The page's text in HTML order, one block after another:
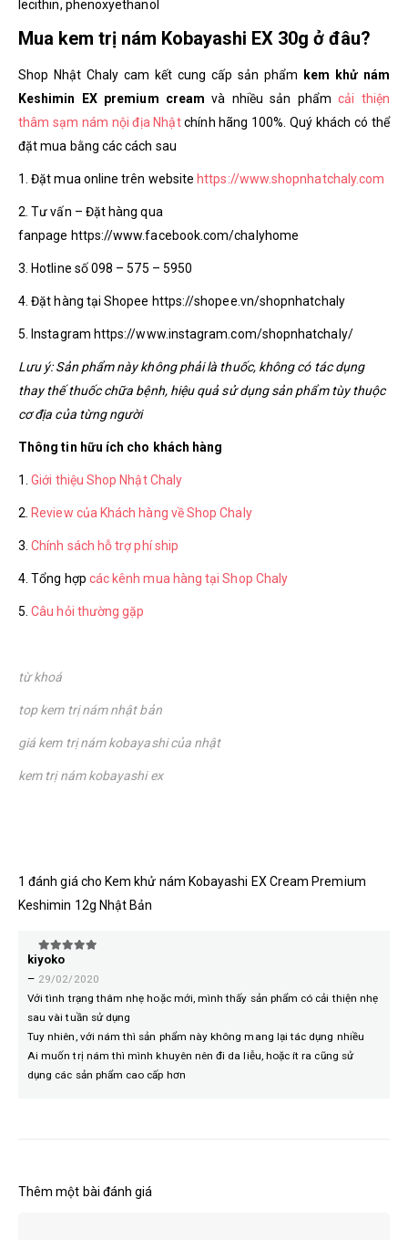
lecithin, phenoxyethanol
Mua kem trị nám Kobayashi EX 30g ở đâu?
Shop Nhật Chaly cam kết cung cấp sản phẩm
kem khử nám
Keshimin EX premium cream và nhiều sản phẩmcải thiện
thâm sạm nám nội địa Nhậtchính hãng 100%. Quý khách có thể
đặt mua bằng các cách sau
1. Đặt mua online trên website https://www.shopnhatchaly.com
2. Tư vấn – Đặt hàng qua
fanpage https://www.facebook.com/chalyhome
3. Hotline số 098 – 575 – 5950
4. Đặt hàng tại Shopee https://shopee.vn/shopnhatchaly
5. Instagram https://www.instagram.com/shopnhatchaly/
Lưu ý: Sản phẩm này không phải là thuốc, không có tác dụng
thay thế thuốc chữa bệnh, hiệu quả sử dụng sản phẩm tùy thuộc
cơ địa của từng người
Thông tin hữu ích cho khách hàng
1.Giới thiệu Shop Nhật Chaly
2. Review của Khách hàng về Shop Chaly
3.Chính sách hỗ trợ phí ship
4. Tổng hợp các kênh mua hàng tại Shop Chaly
5.Câu hỏi thường gặp
từ khoá
top kem trị nám nhật bản
giá kem trị nám kobayashi của nhật
kem trị nám kobayashi ex
1 đánh giá cho Kem khử nám Kobayashi EX Cream Premium
Keshimin 12g Nhật Bản
5trên 5
kiyoko
– 29/02/2020
Với tình trạng thâm nhẹ hoặc mới, mình thấy sản phẩm có cải thiện nhẹ
sau vài tuần sử dụng
Tuy nhiên, với nám thì sản phẩm này không mang lại tác dụng nhiều
Ai muốn trị nám thì mình khuyên nên đi da liễu, hoặc ít ra cũng sử
dụng các sản phẩm cao cấp hơn
Thêm một bài đánh giá